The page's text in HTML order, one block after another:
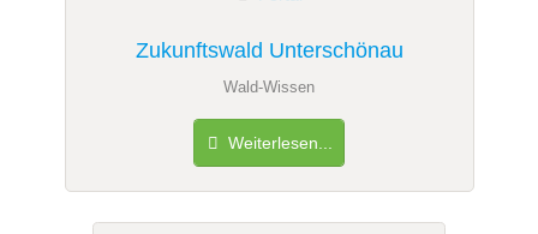
Zukunftswald Unterschönau
Wald-Wissen
Weiterlesen...